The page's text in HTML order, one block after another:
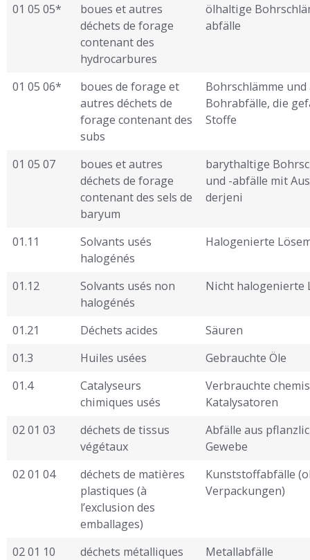
01 05 05*
boues et autres
déchets de forage
contenant des
hydrocarbures
ölhaltige
abfälle
01 05 06*
boues de forage et
autres déchets de
forage contenant des
subs ­
Bohrschlämme und
Bohrabfälle, die
Stoffe
01 05 07
boues et autres
déchets de forage
contenant des sels de
baryum
barythaltige
und -abfälle mit
derjeni ­
01.11
Solvants usés
halogénés
Halogenierte
01.12
Solvants usés non
halogénés
Nicht halogenierte
01.21 Déchets acides
Säuren
01.3
Huiles usées
Gebrauchte Öle
01.4
Catalyseurs
chimiques usés
Verbrauchte
Katalysatoren
02 01 03
déchets de tissus
végétaux
Abfälle aus
Gewebe
02 01 04
déchets de matières
plastiques (à
l’exclusion des
emballages)
Kunststoffabfälle
Verpackungen)
02 01 10 déchets métalliques
Metallabfälle